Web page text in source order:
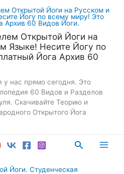
Открытой Йоги на
Языке! Несите Йогу по
Йога Архив 60
у нас прямо сегодня. Это
60 Видов и Разделов
Скачивайте Теорию и
Открытого Йога
Поиск
Йоги. Студенческая